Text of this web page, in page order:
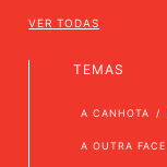
VER TODAS
TEMAS
A CANHOTA
A OUTRA FACE